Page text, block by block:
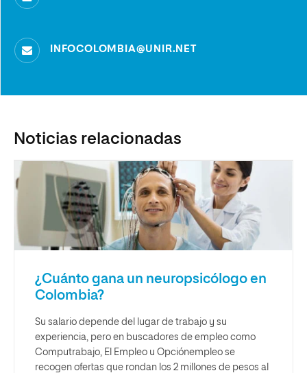
INFOCOLOMBIA@UNIR.NET
Noticias relacionadas
¿Cuánto gana un neuropsicólogo en
Colombia?
Su salario depende del lugar de trabajo y su
experiencia, pero en buscadores de empleo como
Computrabajo, El Empleo u Opciónempleo se
recogen ofertas que rondan los 2 millones de pesos al